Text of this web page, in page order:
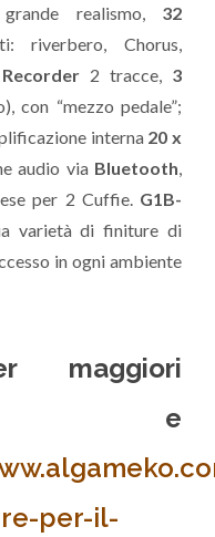
realismo, 32
riverbero, Chorus,
Recorder 2 tracce, 3
con “mezzo pedale”;
interna 20 x
audio via Bluetooth
per 2 Cuffie. G1B-
varietà di finiture di
in ogni ambiente
maggiori
e
per-il-